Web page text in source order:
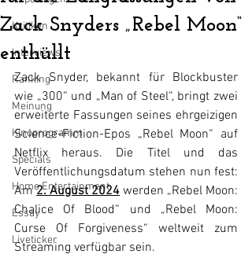
Kritiken
Interviews
Ranking
Meinung
Kinoprogramm
Specials
Home Entertainment
Essay
Liveticker
Zack Snyders „Rebel Moon“
enthüllt
Zack Snyder, bekannt für Blockbuster
wie „300“ und „Man of Steel“, bringt zwei
erweiterte Fassungen seines ehrgeizigen
Science-Fiction-Epos „Rebel Moon“ auf
Netflix heraus. Die Titel und das
Veröffentlichungsdatum stehen nun fest:
Am 2. August 2024 werden „Rebel Moon:
Chalice Of Blood“ und „Rebel Moon:
Curse Of Forgiveness“ weltweit zum
Streaming verfügbar sein.